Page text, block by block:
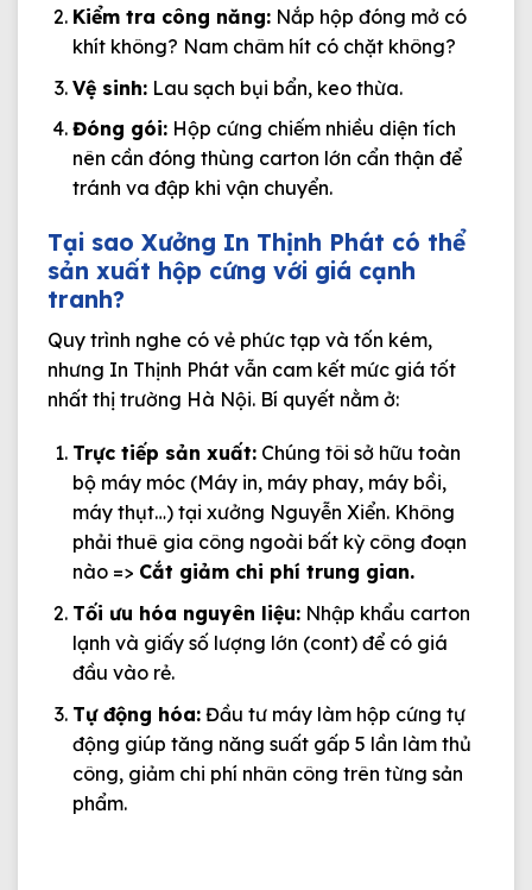
Kiểm tra công năng:Nắp hộp đóng mở có
khít không? Nam châm hít có chặt không?
Vệ sinh:Lau sạch bụi bẩn, keo thừa.
Đóng gói:Hộp cứng chiếm nhiều diện tích
nên cần đóng thùng carton lớn cẩn thận để
tránh va đập khi vận chuyển.
Tại sao Xưởng In Thịnh Phát có thể
sản xuất hộp cứng với giá cạnh
tranh?
Quy trình nghe có vẻ phức tạp và tốn kém,
nhưng In Thịnh Phát vẫn cam kết mức giá tốt
nhất thị trường Hà Nội. Bí quyết nằm ở:
Trực tiếp sản xuất:Chúng tôi sở hữu toàn
bộ máy móc (Máy in, máy phay, máy bồi,
máy thụt…) tại xưởng Nguyễn Xiển. Không
phải thuê gia công ngoài bất kỳ công đoạn
nào => Cắt giảm chi phí trung gian.
Tối ưu hóa nguyên liệu:Nhập khẩu carton
lạnh và giấy số lượng lớn (cont) để có giá
đầu vào rẻ.
Tự động hóa:Đầu tư máy làm hộp cứng tự
động giúp tăng năng suất gấp 5 lần làm thủ
công, giảm chi phí nhân công trên từng sản
phẩm.